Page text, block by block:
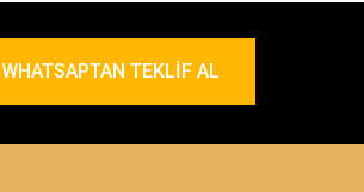
WHATSAPTAN TEKLIF AL